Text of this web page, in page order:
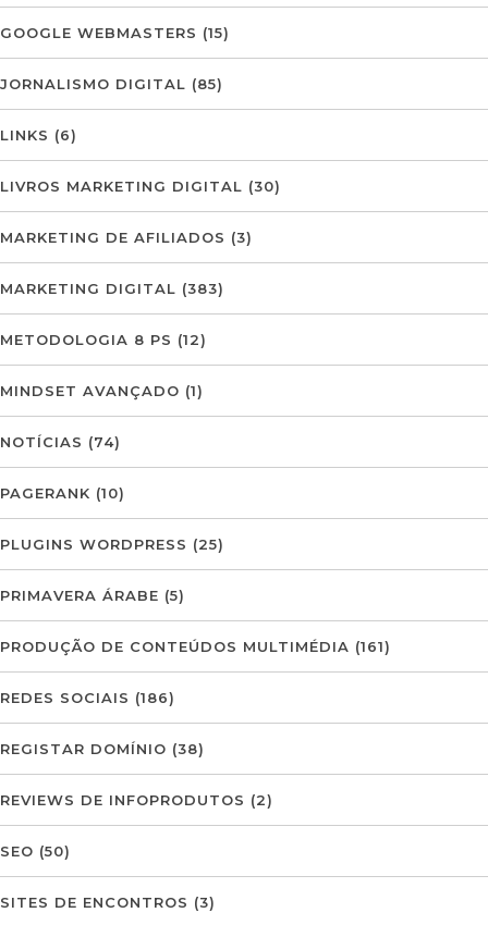
GOOGLE WEBMASTERS (15)
JORNALISMO DIGITAL (85)
LINKS (6)
LIVROS MARKETING DIGITAL (30)
MARKETING DE AFILIADOS (3)
MARKETING DIGITAL (383)
METODOLOGIA 8 PS (12)
MINDSET AVANÇADO (1)
NOTÍCIAS (74)
PAGERANK (10)
PLUGINS WORDPRESS (25)
PRIMAVERA ÁRABE (5)
PRODUÇÃO DE CONTEÚDOS MULTIMÉDIA (161)
REDES SOCIAIS (186)
REGISTAR DOMÍNIO (38)
REVIEWS DE INFOPRODUTOS (2)
SEO (50)
SITES DE ENCONTROS (3)